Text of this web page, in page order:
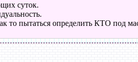
суток.
то пытаться определить КТО под